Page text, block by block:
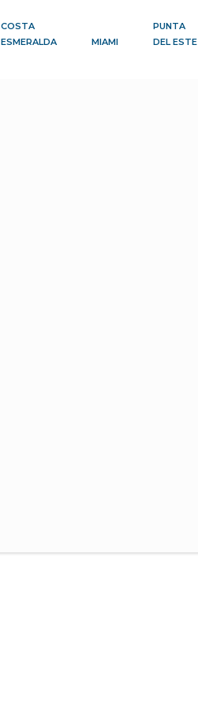
COSTA
ESMERALDA
MIAMI
PUNTA
DEL ESTE